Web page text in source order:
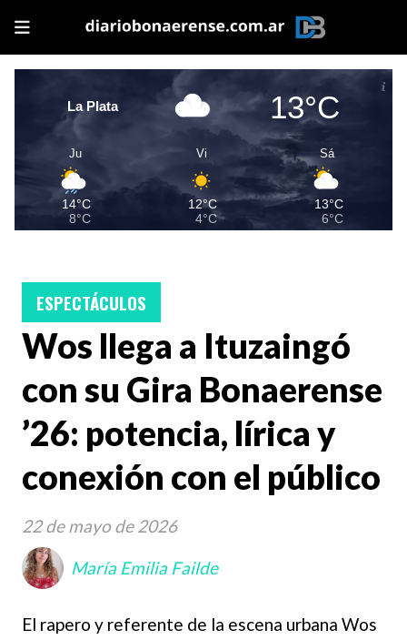
La Plata 13°C
Ju
14°C
8°C
Vi
12°C
4°C
Sá
13°C
6°C
Wos llega a Ituzaingó
con su Gira Bonaerense
’26: potencia, lírica y
conexión con el público
El rapero y referente de la escena urbana Wos
ESPECTÁCULOS
22 de mayo de 2026
María Emilia Failde